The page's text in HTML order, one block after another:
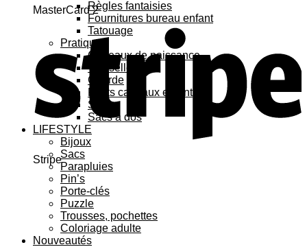
MasterCard 2
Stripe
Règles fantaisies
Fournitures bureau enfant
Tatouage
Pratique
Cadeaux de naissance
Vaisselle
Gourde
Petits cadeaux enfant
Sacs
Sacs à dos
LIFESTYLE
Bijoux
Sacs
Parapluies
Pin’s
Porte-clés
Puzzle
Trousses, pochettes
Coloriage adulte
Nouveautés